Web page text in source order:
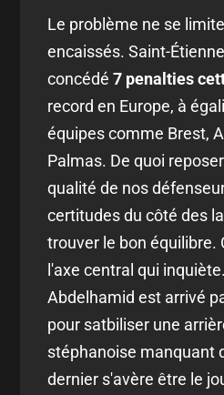
Le problème ne se
encaissés. Saint-
concédé7 penalties
record en Europe, à
équipes comme Brest,
Palmas. De quoi
qualité de nos
certitudes du côté des
trouver le bon équilibre.
l'axe central qui
Abdelhamid est arrivé
pour satbiliser une
stéphanoise manquant
dernier s'avère être le